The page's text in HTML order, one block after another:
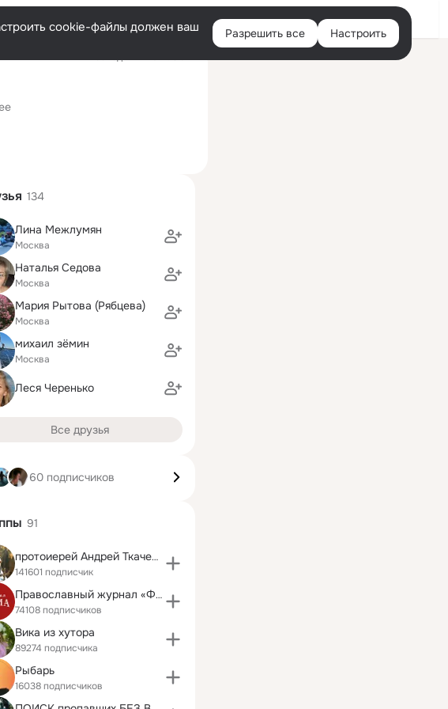
Войти
cookie-файлы должен ваш
Разрешить все Настроить
134
Лина Межлумян
Москва
Наталья Седова
Москва
Мария Рытова (Рябцева)
Москва
михаил зёмин
Москва
Леся Черенько
Все друзья
60 подписчиков
91
протоиерей Андрей Ткачев.Проповеди.Лекции.
141601 подписчик
Православный журнал «ФОМА»
74108 подписчиков
Вика из хутора
89274 подписчика
Рыбарь
16038 подписчиков